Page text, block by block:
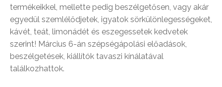
termékeikkel, mellette pedig beszélgetősen, vagy akár
egyedül szemlélődjetek, igyatok sörkülönlegességeket,
kávét, teát, limonádét és eszegessetek kedvetek
szerint! Március 6-án szépségápolási előadások,
beszélgetések, kiállítók tavaszi kínálatával
találkozhattok.